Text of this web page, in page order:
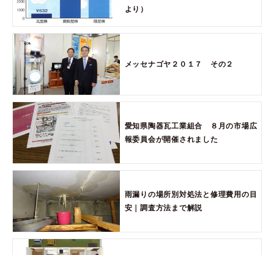
より）
メッセナゴヤ２０１７ その２
愛知県陶器瓦工業組合 ８月の市場広
報委員会が開催されました
雨漏りの場所別対処法と修理費用の目
安｜調査方法まで解説